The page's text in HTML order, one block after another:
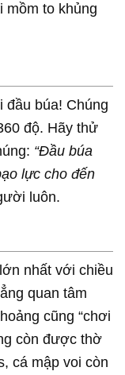
mồm to khủng
búa! Chúng
độ. Hãy thử
“Đầu búa
lực cho đến
luôn.
nhất với chiều
quan tâm
cũng “chơi
còn được thờ
cá mập voi còn